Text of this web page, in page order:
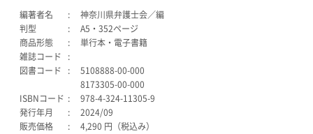
編著者名
神奈川県弁護士会／編
判型
A5・352ページ
商品形態
単行本・電子書籍
雑誌コード
図書コード
5108888-00-000
8173305-00-000
ISBNコード
978-4-324-11305-9
発行年月
2024/09
販売価格
4,290 円（税込み）